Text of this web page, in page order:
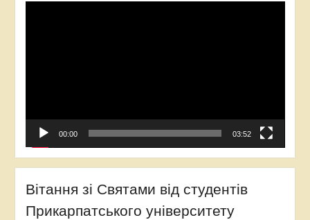
00:00 03:52
Вітання зі Святами від студентів
Прикарпатського університету